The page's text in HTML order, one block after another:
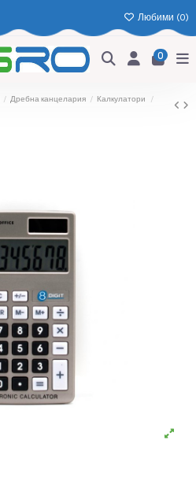
Любими (0)
0
Дребна канцелария
Калкулатори